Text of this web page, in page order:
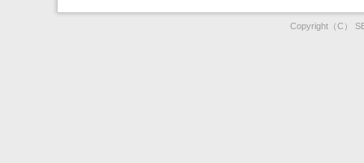
Copyright（C）